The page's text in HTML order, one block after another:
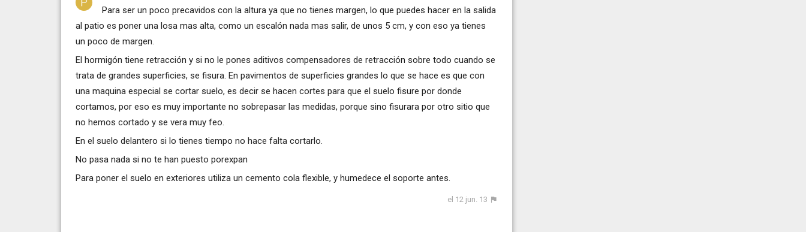
Para ser un poco precavidos con la altura ya que no tienes margen, lo que puedes hacer en la salida
al patio es poner una losa mas alta, como un escalón nada mas salir, de unos 5 cm, y con eso ya tienes
un poco de margen.
El hormigón tiene retracción y si no le pones aditivos compensadores de retracción sobre todo cuando se
trata de grandes superficies, se fisura. En pavimentos de superficies grandes lo que se hace es que con
una maquina especial se cortar suelo, es decir se hacen cortes para que el suelo fisure por donde
cortamos, por eso es muy importante no sobrepasar las medidas, porque sino fisurara por otro sitio que
no hemos cortado y se vera muy feo.
En el suelo delantero si lo tienes tiempo no hace falta cortarlo.
No pasa nada si no te han puesto porexpan
Para poner el suelo en exteriores utiliza un cemento cola flexible, y humedece el soporte antes.
el 12 jun. 13